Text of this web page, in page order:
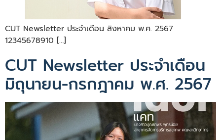
CUT Newsletter ประจำเดือน สิงหาคม พ.ศ. 2567
12345678910 […]
CUT Newsletter ประจำเดือน
มิถุนายน-กรกฎาคม พ.ศ. 2567